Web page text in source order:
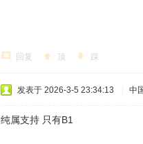
回复 顶 踩
发表于 2026-3-5 23:34:13 中
纯属支持 只有B1